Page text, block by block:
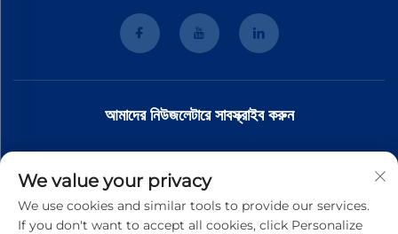
আমাদের নিউজলেটারে সাবস্ক্রাইব করুন
We value your privacy
We use cookies and similar tools to provide our services.
If you don't want to accept all cookies, click Personalize